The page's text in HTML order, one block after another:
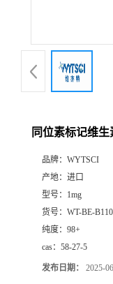
同位素标记维生
品牌： WYTSCI
产地： 进口
型号： 1mg
货号： WT-BE-
纯度： 98+
cas： 58-27-5
发布日期： 2025-